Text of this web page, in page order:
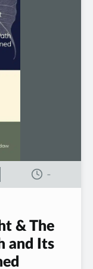
-
& The
and Its